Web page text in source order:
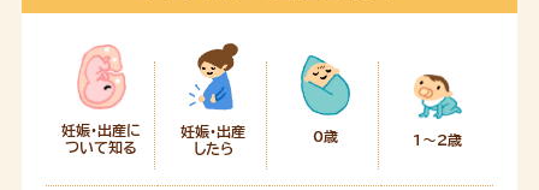
妊娠・出産に
ついて知る
妊娠・出産
したら
0歳 1～2歳